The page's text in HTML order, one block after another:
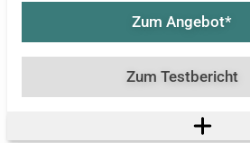
Betrieb sind, was vor allem
Dämmerung ein großer
Zum Testbericht
Zum Angebot*